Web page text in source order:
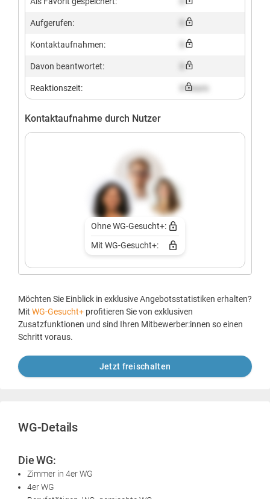
Aufgerufen:
Kontaktaufnahmen:
Davon beantwortet:
Reaktionszeit: X hours
Kontaktaufnahme durch Nutzer
Ohne WG-Gesucht+:
Mit WG-Gesucht+:
Möchten Sie Einblick in exklusive Angebotsstatistiken erhalten?
Mit WG-Gesucht+ profitieren Sie von exklusiven
Zusatzfunktionen und sind Ihren Mitbewerber:innen so einen
Schritt voraus.
Jetzt freischalten
WG-Details
Die WG:
Zimmer in 4er WG
4er WG